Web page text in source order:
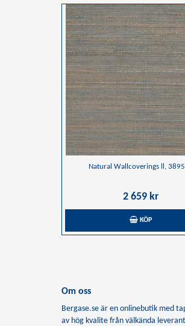
Natural Wallcoverings ll,
2 659 kr
KÖP
Om oss
Bergase.se är en onlinebutik med
av hög kvalite från välkända